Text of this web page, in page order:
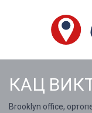
КАЦ
Brooklyn office,